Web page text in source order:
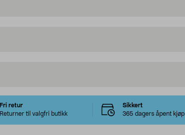
Fri retur
Returner til valgfri butikk
Sikkert
365 dagers åpent kjøp